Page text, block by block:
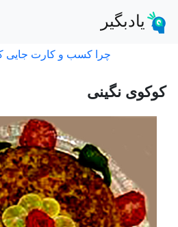
یادبگیر
چرا کسب و کارت جایی
کوکوی نگینی